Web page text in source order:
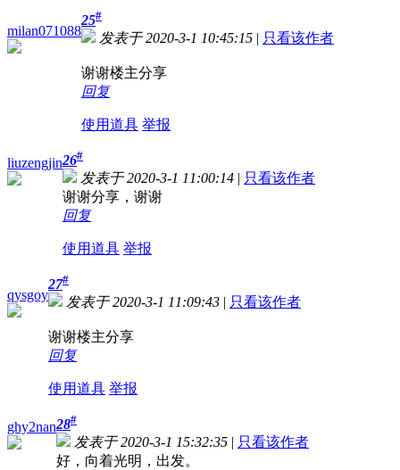
milan071088
25#
发表于 2020-3-1 10:45:15 | 只看该作者
谢谢楼主分享
回复
使用道具 举报
liuzengjin26#
发表于 2020-3-1 11:00:14 | 只看该作者
谢谢分享，谢谢
回复
使用道具 举报
qysgoy
27#
发表于 2020-3-1 11:09:43 | 只看该作者
谢谢楼主分享
回复
使用道具 举报
ghy2nan28#
发表于 2020-3-1 15:32:35 | 只看该作者
好，向着光明，出发。